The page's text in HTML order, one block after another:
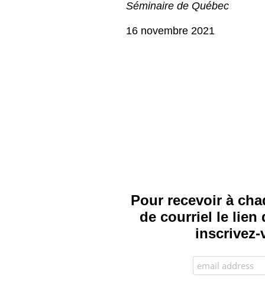
Séminaire de Québec
16 novembre 2021
Pour recevoir à
de courriel le lien